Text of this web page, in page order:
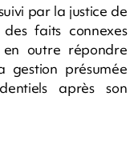
par la justice de
faits connexes
outre répondre
présumée
après son